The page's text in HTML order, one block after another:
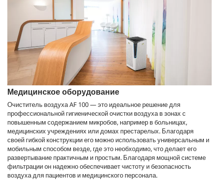
Медицинское оборудование
Очиститель воздуха AF 100 — это идеальное решение для
профессиональной гигиенической очистки воздуха в зонах с
повышенным содержанием микробов, например в больницах,
медицинских учреждениях или домах престарелых. Благодаря
своей гибкой конструкции его можно использовать универсальным и
мобильным способом везде, где это необходимо, что делает его
развертывание практичным и простым. Благодаря мощной системе
фильтрации он надежно обеспечивает чистоту и безопасность
воздуха для пациентов и медицинского персонала.